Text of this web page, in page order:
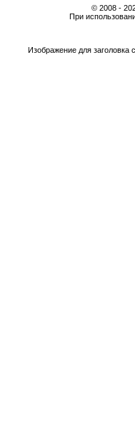
© 2008 -
При
Изображение для